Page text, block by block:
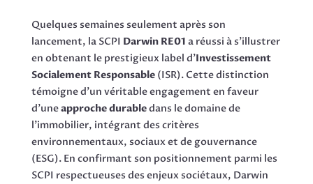
Quelques semaines seulement après son
lancement, la SCPI Darwin RE01 a réussi à s’illustrer
en obtenant le prestigieux label d’Investissement
Socialement Responsable(ISR). Cette distinction
témoigne d’un véritable engagement en faveur
d’uneapproche durabledans le domaine de
l’immobilier, intégrant des critères
environnementaux, sociaux et de gouvernance
(ESG). En confirmant son positionnement parmi les
SCPI respectueuses des enjeux sociétaux, Darwin